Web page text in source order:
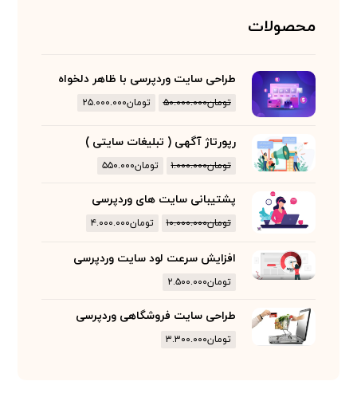
محصولات
طراحی سایت وردپرسی با ظاهر دلخواه
تومان۵۰.۰۰۰.۰۰۰ تومان۲۵.۰۰۰.۰۰۰
رپورتاژ آگهی ( تبلیغات سایتی )
تومان۱.۰۰۰.۰۰۰ تومان۵۵۰.۰۰۰
پشتیبانی سایت های وردپرسی
تومان۱۰.۰۰۰.۰۰۰ تومان۴.۰۰۰.۰۰۰
افزایش سرعت لود سایت وردپرسی
تومان۲.۵۰۰.۰۰۰
طراحی سایت فروشگاهی وردپرسی
تومان۳.۳۰۰.۰۰۰